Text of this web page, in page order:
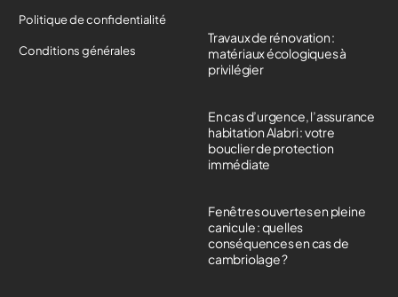
Politique de confidentialité
Conditions générales
Travaux de rénovation :
matériaux écologiques à
privilégier
En cas d’urgence, l’assurance
habitation Alabri : votre
bouclier de protection
immédiate
Fenêtres ouvertes en pleine
canicule : quelles
conséquences en cas de
cambriolage ?